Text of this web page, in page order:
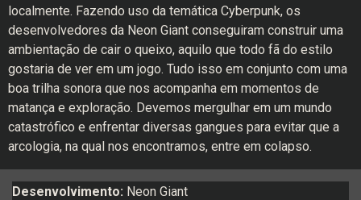
localmente. Fazendo uso da temática Cyberpunk, os
desenvolvedores da Neon Giant conseguiram construir uma
ambientação de cair o queixo, aquilo que todo fã do estilo
gostaria de ver em um jogo. Tudo isso em conjunto com uma
boa trilha sonora que nos acompanha em momentos de
matança e exploração. Devemos mergulhar em um mundo
catastrófico e enfrentar diversas gangues para evitar que a
arcologia, na qual nos encontramos, entre em colapso.
Desenvolvimento: Neon Giant